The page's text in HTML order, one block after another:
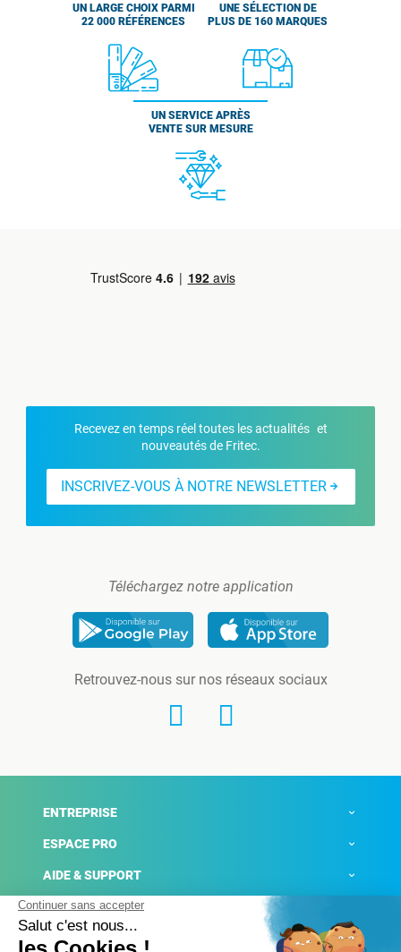
UN LARGE CHOIX PARMI
22 000 RÉFÉRENCES
UNE SÉLECTION DE
PLUS DE 160 MARQUES
UN SERVICE APRÈS
VENTE SUR MESURE
Recevez en temps réel toutes les actualités et
nouveautés de Fritec.
INSCRIVEZ-VOUS À NOTRE NEWSLETTER
Téléchargez notre application
Retrouvez-nous sur nos réseaux sociaux
ENTREPRISE
ESPACE PRO
AIDE & SUPPORT
ACTUALITÉS